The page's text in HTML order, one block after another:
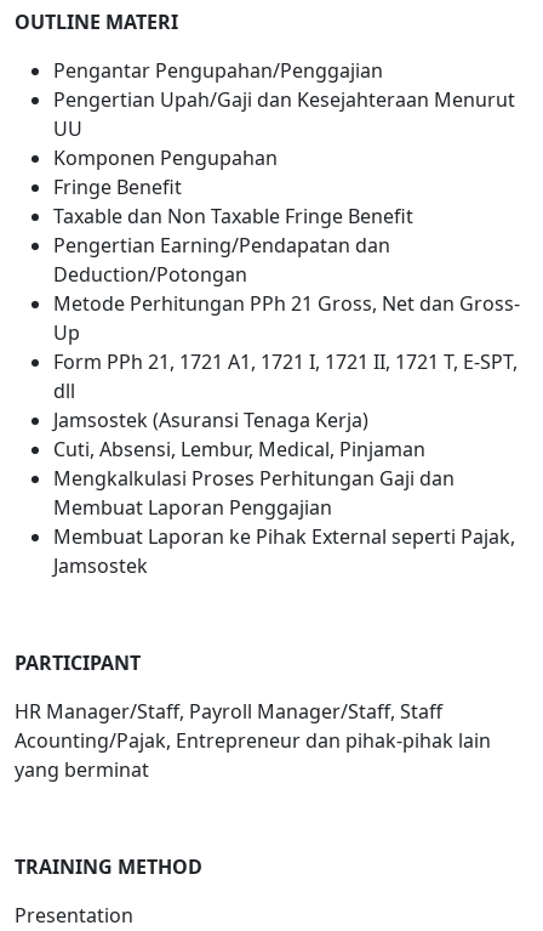
OUTLINE MATERI
Pengantar Pengupahan/Penggajian
Pengertian Upah/Gaji dan Kesejahteraan Menurut
UU
Komponen Pengupahan
Fringe Benefit
Taxable dan Non Taxable Fringe Benefit
Pengertian Earning/Pendapatan dan
Deduction/Potongan
Metode Perhitungan PPh 21 Gross, Net dan Gross-
Up
Form PPh 21, 1721 A1, 1721 I, 1721 II, 1721 T, E-SPT,
dll
Jamsostek (Asuransi Tenaga Kerja)
Cuti, Absensi, Lembur, Medical, Pinjaman
Mengkalkulasi Proses Perhitungan Gaji dan
Membuat Laporan Penggajian
Membuat Laporan ke Pihak External seperti Pajak,
Jamsostek
PARTICIPANT
HR Manager/Staff, Payroll Manager/Staff, Staff
Acounting/Pajak, Entrepreneur dan pihak-pihak lain
yang berminat
TRAINING METHOD
Presentation